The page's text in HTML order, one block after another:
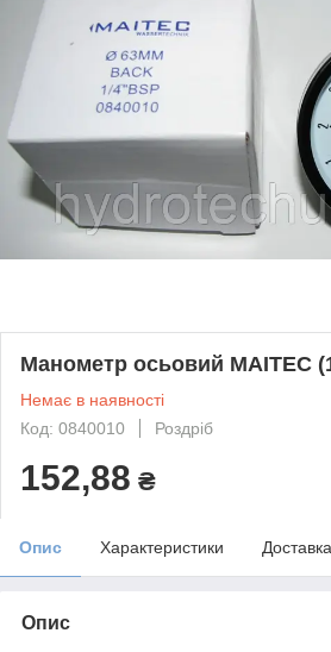
Манометр осьовий MAITEC
Немає в наявності
Код: 0840010
Роздріб
152,88 ₴
Опис Характеристики Доставка
Опис